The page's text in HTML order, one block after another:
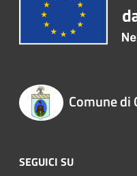
Comune di
SEGUICI SU